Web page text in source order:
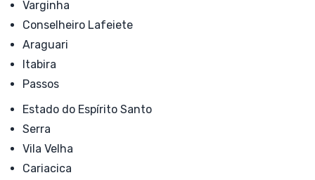
Varginha
Conselheiro Lafeiete
Araguari
Itabira
Passos
Estado do Espírito Santo
Serra
Vila Velha
Cariacica